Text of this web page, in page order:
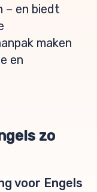
– en biedt
maken
en
zo
voor Engels